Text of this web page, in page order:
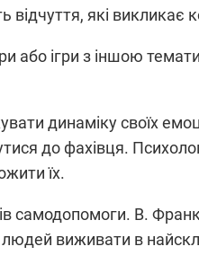
відчуття, які викликає
або ігри з іншою
динаміку своїх
до фахівця.
їх.
самодопомоги. В.
виживати в